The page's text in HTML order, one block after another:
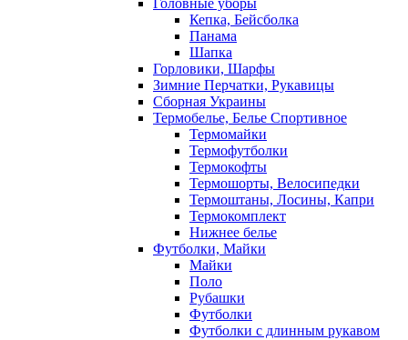
Головные уборы
Кепка, Бейсболка
Панама
Шапка
Горловики, Шарфы
Зимние Перчатки, Рукавицы
Сборная Украины
Термобелье, Белье Спортивное
Термомайки
Термофутболки
Термокофты
Термошорты, Велосипедки
Термоштаны, Лосины, Капри
Термокомплект
Нижнее белье
Футболки, Майки
Майки
Поло
Рубашки
Футболки
Футболки с длинным рукавом